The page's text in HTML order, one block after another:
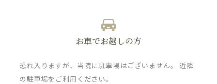
お車でお越しの方
恐れ入りますが、当院に駐車場はございません。 近隣
の駐車場をご利用ください。